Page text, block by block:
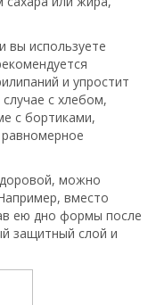
вы используете
и упростит
с хлебом,
с бортиками,
можно
вместо
ею дно формы после
защитный слой и